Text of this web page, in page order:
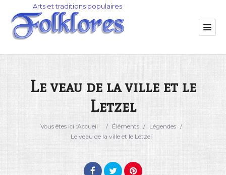
Le veau de la ville et le
Letzel
Vous êtes ici :Accueil / Éléments / Légendes /
Le veau de la ville et le Letzel